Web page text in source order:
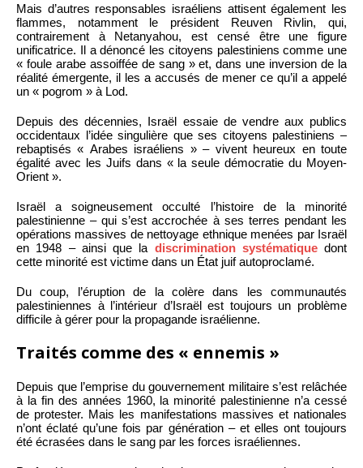
Mais d’autres responsables israéliens attisent également les
flammes, notamment le président Reuven Rivlin, qui,
contrairement à Netanyahou, est censé être une figure
unificatrice. Il a dénoncé les citoyens palestiniens comme une
« foule arabe assoiffée de sang » et, dans une inversion de la
réalité émergente, il les a accusés de mener ce qu’il a appelé
un « pogrom » à Lod.
Depuis des décennies, Israël essaie de vendre aux publics
occidentaux l’idée singulière que ses citoyens palestiniens –
rebaptisés « Arabes israéliens » – vivent heureux en toute
égalité avec les Juifs dans « la seule démocratie du Moyen-
Orient ».
Israël a soigneusement occulté l’histoire de la minorité
palestinienne – qui s’est accrochée à ses terres pendant les
opérations massives de nettoyage ethnique menées par Israël
en 1948 – ainsi que la discrimination systématiquedont
cette minorité est victime dans un État juif autoproclamé.
Du coup, l’éruption de la colère dans les communautés
palestiniennes à l’intérieur d’Israël est toujours un problème
difficile à gérer pour la propagande israélienne.
Traités comme des « ennemis »
Depuis que l’emprise du gouvernement militaire s’est relâchée
à la fin des années 1960, la minorité palestinienne n’a cessé
de protester. Mais les manifestations massives et nationales
n’ont éclaté qu’une fois par génération – et elles ont toujours
été écrasées dans le sang par les forces israéliennes.